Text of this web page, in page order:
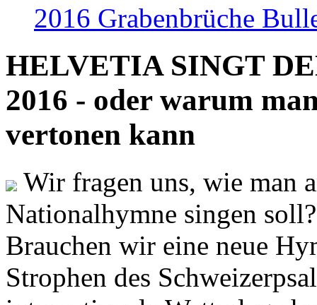
2016 Grabenbrüche
HELVETIA SINGT
2016 - oder warum
vertonen kann
Wir fragen uns, wie man
Nationalhymne singen
Brauchen wir eine neue
Strophen des